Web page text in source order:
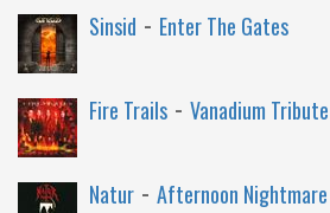
Sinsid - Enter The Gates
Fire Trails - Vanadium Tribute
Natur - Afternoon Nightmare